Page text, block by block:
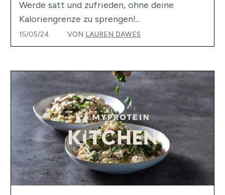
Werde satt und zufrieden, ohne deine
Kaloriengrenze zu sprengen!...
15/05/24 VON LAUREN DAWES